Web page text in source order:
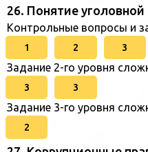
26. Понятие уголовной
Контрольные вопросы и
1 2 3
Задание 2-го уровня
3 3
Задание 3-го уровня
2